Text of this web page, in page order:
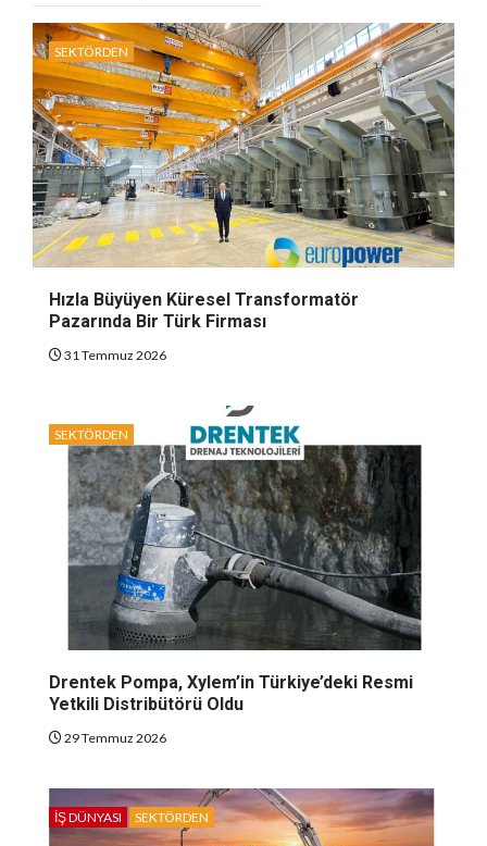
SEKTÖRDEN
Hızla Büyüyen Küresel Transformatör
Pazarında Bir Türk Firması
31 Temmuz 2026
SEKTÖRDEN
Drentek Pompa, Xylem’in Türkiye’deki Resmi
Yetkili Distribütörü Oldu
29 Temmuz 2026
İŞ DÜNYASI SEKTÖRDEN